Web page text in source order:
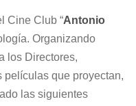
Cine Club “Antonio
Organizando
los Directores,
películas que proyectan,
las siguientes